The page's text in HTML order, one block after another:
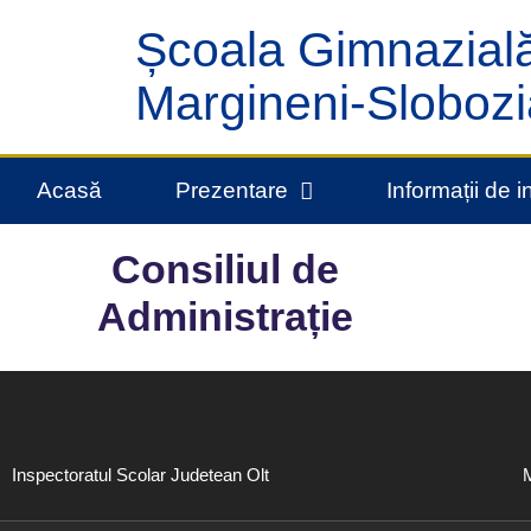
Școala
Margineni-
Acasă Prezentare Informații de
Consiliul de
Administrație
Inspectoratul Scolar Judetean Olt